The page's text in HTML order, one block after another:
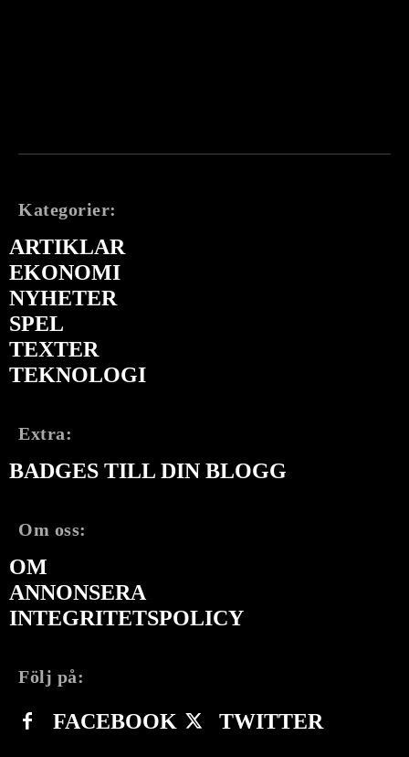
Kategorier:
ARTIKLAR
EKONOMI
NYHETER
SPEL
TEXTER
TEKNOLOGI
Extra:
BADGES TILL DIN BLOGG
Om oss:
OM
ANNONSERA
INTEGRITETSPOLICY
Följ på:
FACEBOOK TWITTER